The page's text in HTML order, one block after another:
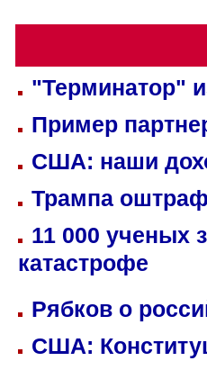
"Терминатор"
Пример
США: наши
Трампа
11 000 ученых
катастрофе
Рябков о
США: